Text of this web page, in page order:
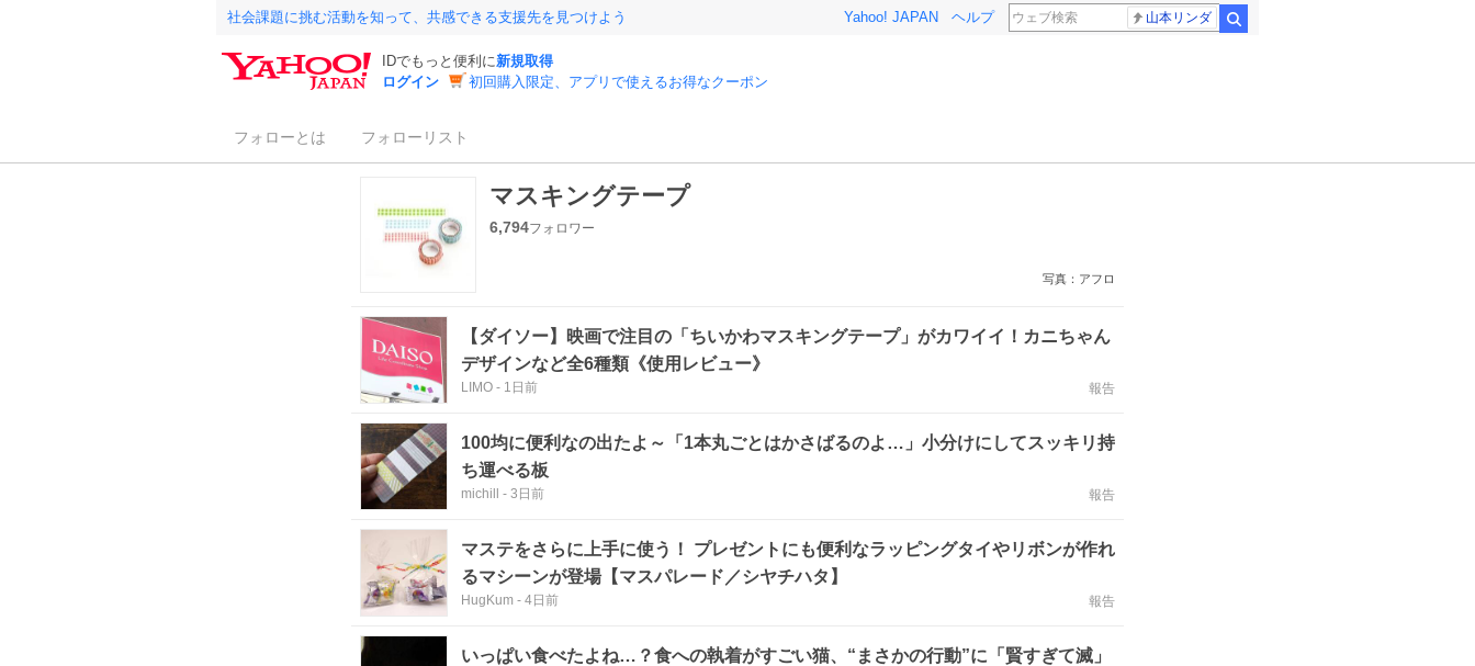
社会課題に挑む活動を知って、共感できる支援先を見つけよう Yahoo! JAPAN ヘルプ 山本リンダ
IDでもっと便利に新規取得
ログイン
初回購入限定、アプリで使えるお得なクーポン
フォローとは フォローリスト
マスキングテープ
6,794フォロワー
写真：アフロ
【ダイソー】映画で注目の「ちいかわマスキングテープ」がカワイイ！カニちゃん
デザインなど全6種類《使用レビュー》
LIMO - 1日前 報告
100均に便利なの出たよ～「1本丸ごとはかさばるのよ…」小分けにしてスッキリ持
ち運べる板
michill - 3日前 報告
マステをさらに上手に使う！ プレゼントにも便利なラッピングタイやリボンが作れ
るマシーンが登場【マスパレード／シヤチハタ】
HugKum - 4日前 報告
いっぱい食べたよね…？食への執着がすごい猫、“まさかの行動”に「賢すぎて滅」